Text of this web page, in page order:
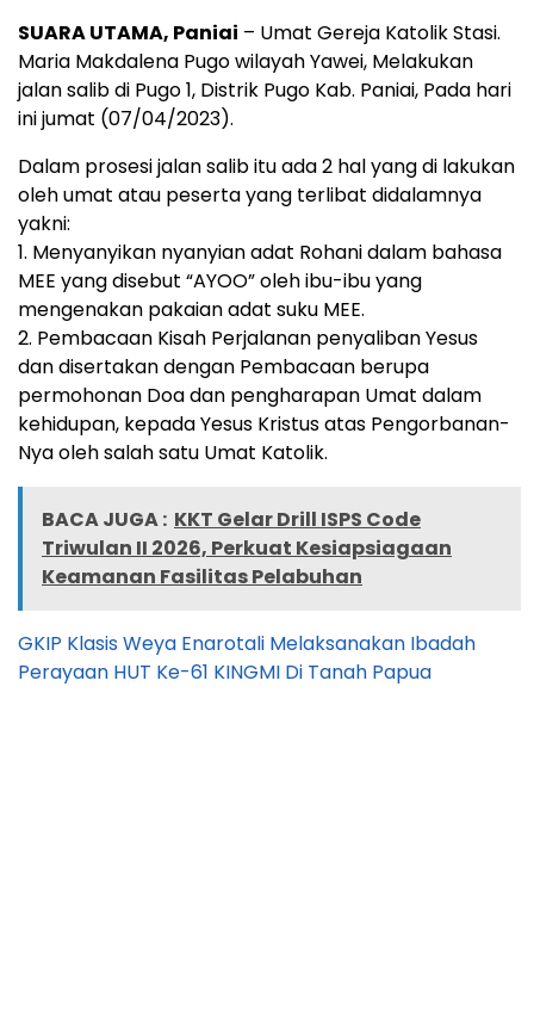
SUARA UTAMA, Paniai – Umat Gereja Katolik Stasi.
Maria Makdalena Pugo wilayah Yawei, Melakukan
jalan salib di Pugo 1, Distrik Pugo Kab. Paniai, Pada hari
ini jumat (07/04/2023).
Dalam prosesi jalan salib itu ada 2 hal yang di lakukan
oleh umat atau peserta yang terlibat didalamnya
yakni:
1. Menyanyikan nyanyian adat Rohani dalam bahasa
MEE yang disebut “AYOO” oleh ibu-ibu yang
mengenakan pakaian adat suku MEE.
2. Pembacaan Kisah Perjalanan penyaliban Yesus
dan disertakan dengan Pembacaan berupa
permohonan Doa dan pengharapan Umat dalam
kehidupan, kepada Yesus Kristus atas Pengorbanan-
Nya oleh salah satu Umat Katolik.
BACA JUGA : KKT Gelar Drill ISPS Code
Triwulan II 2026, Perkuat Kesiapsiagaan
Keamanan Fasilitas Pelabuhan
GKIP Klasis Weya Enarotali Melaksanakan Ibadah
Perayaan HUT Ke-61 KINGMI Di Tanah Papua